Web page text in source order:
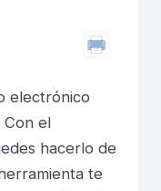
electrónico
Con el
hacerlo de
te